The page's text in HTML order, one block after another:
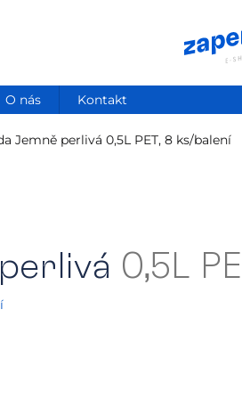
O nás Kontakt
Jemně perlivá 0,5L PET, 8 ks/balení
0,5L